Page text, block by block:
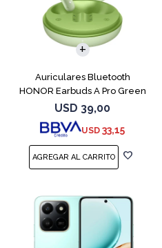
Auriculares Bluetooth
HONOR Earbuds A Pro Green
USD 39,00
USD 33,15